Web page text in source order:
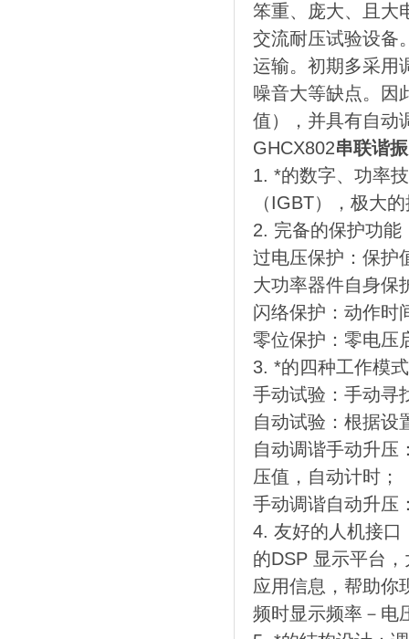
笨重、庞大、且大
交流耐压试验设备
运输。初期多采用
噪音大等缺点。因
值），并具有自动
GHCX802串联谐
1. *的数字、功率
（IGBT），极大
2. 完备的保护功能
过电压保护：保护
大功率器件自身保
闪络保护：动作时
零位保护：零电压
3. *的四种工作模
手动试验：手动寻
自动试验：根据设
自动调谐手动升压
压值，自动计时；
手动调谐自动升压
4. 友好的人机接口
的DSP 显示平台
应用信息，帮助你
频时显示频率－电